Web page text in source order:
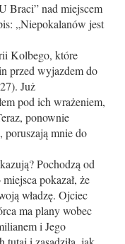
Braci” nad miejscem
„Niepokalanów jest
Kolbego, które
przed wyjazdem do
Już
pod ich wrażeniem,
ponownie
mnie do
Pochodzą od
pokazał, że
władzę. Ojciec
ma plany wobec
i Jego